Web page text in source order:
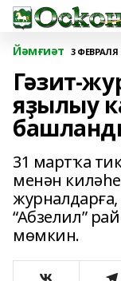
Йәмғиәт 3 ФЕВРАЛЯ
Гәзит-
яҙылыу
31 мартҡа
менән
“Абзелил”
мөмкин.